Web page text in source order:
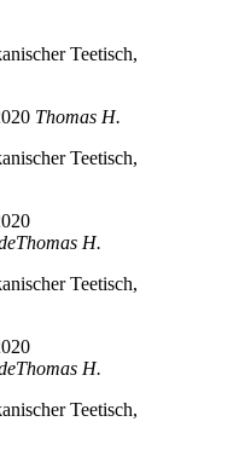
Teetisch,
Thomas H.
Teetisch,
Thomas H.
Teetisch,
Thomas H.
Teetisch,